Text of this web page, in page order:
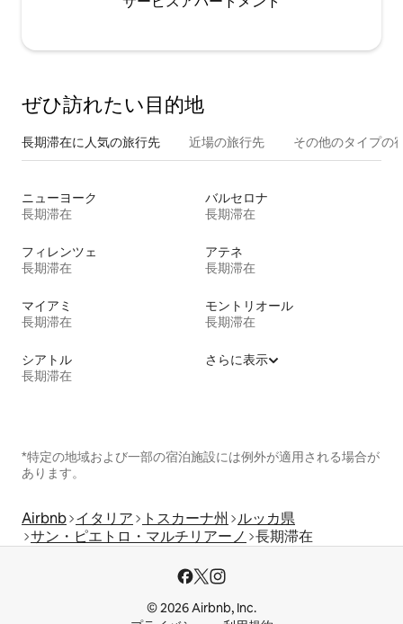
ぜひ訪⁠れ⁠た⁠い目⁠的⁠地
長期滞在に人気の旅行先 近場の旅行先 その他のタ⁠イ⁠プ⁠の
ニューヨーク
長期滞在
バルセロナ
長期滞在
フィレンツェ
長期滞在
アテネ
長期滞在
マイアミ
長期滞在
モントリオール
長期滞在
シアトル
長期滞在
さらに表示
*特定の地域および一部の宿泊施設には例外が適用される場合が
あります。
Airbnb イタリア トスカーナ州
ルッカ県
サン・ピエトロ・マルチリアーノ
長期滞在
© 2026 Airbnb, Inc.